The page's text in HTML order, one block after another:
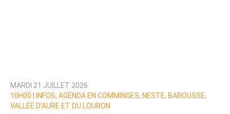
MARDI 21 JUILLET 2026
10H00 |
INFOS, AGENDA EN COMMINGES, NESTE, BAROUSSE,
VALLÉE D’AURE ET DU LOURON